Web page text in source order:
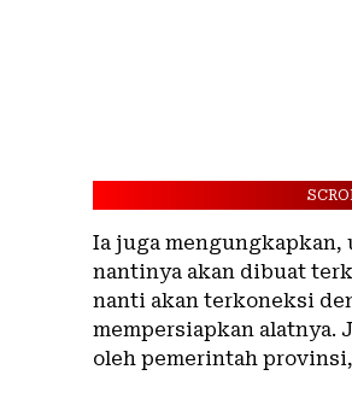
Ia juga
nantinya akan dibuat
nanti akan terkoneksi
mempersiapkan alatnya.
oleh pemerintah